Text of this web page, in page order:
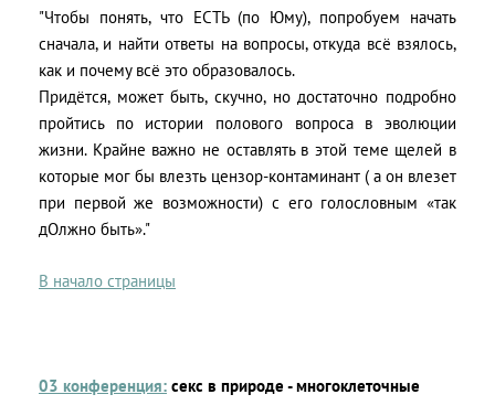
"Чтобы понять, что ЕСТЬ (по Юму), попробуем начать
сначала, и найти ответы на вопросы, откуда всё взялось,
как и почему всё это образовалось.
Придётся, может быть, скучно, но достаточно подробно
пройтись по истории полового вопроса в эволюции
жизни. Крайне важно не оставлять в этой теме щелей в
которые мог бы влезть цензор-контаминант ( а он влезет
при первой же возможности) с его голословным «так
дОлжно быть»."
В начало страницы
03 конференция: секс в природе - многоклеточные